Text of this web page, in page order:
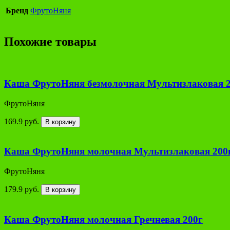
Бренд ФрутоНяня
Похожие товары
Каша ФрутоНяня безмолочная Мультизлаковая
ФрутоНяня
169.9 руб. В корзину
Каша ФрутоНяня молочная Мультизлаковая
ФрутоНяня
179.9 руб. В корзину
Каша ФрутоНяня молочная Гречневая 200г